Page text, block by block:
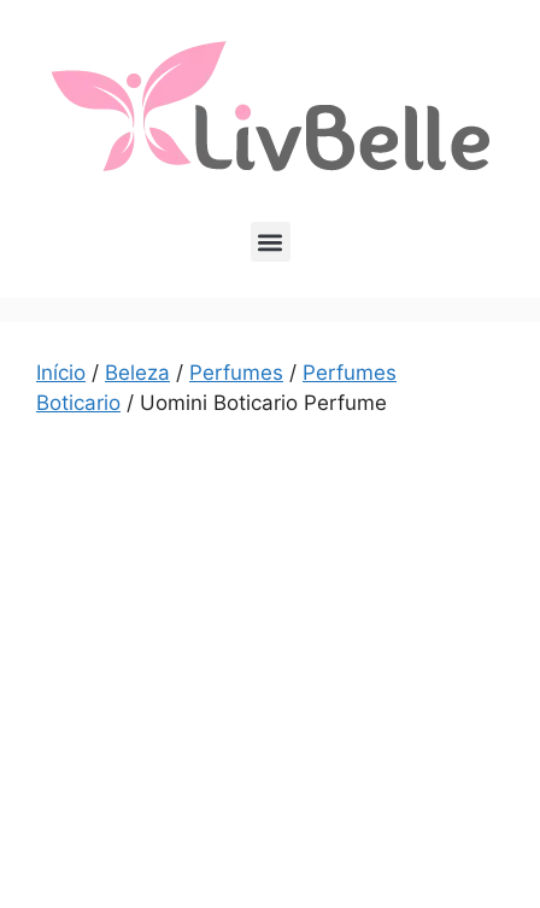
Início / Beleza / Perfumes / Perfumes
Boticario / Uomini Boticario Perfume